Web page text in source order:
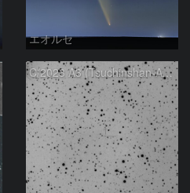
エオルセ
C/2023 A3 (Tsuchinshan-ATLAS)